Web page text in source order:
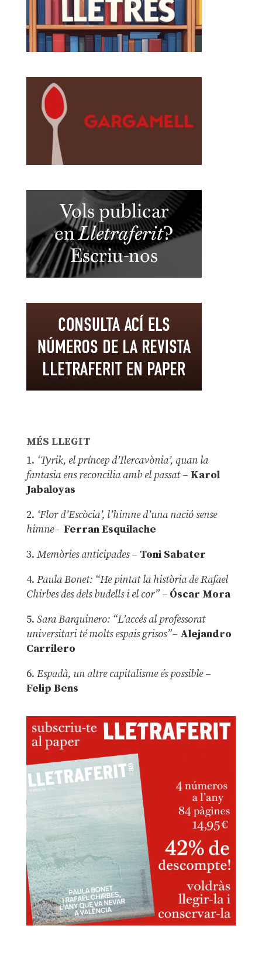
MÉS LLEGIT
1. ‘Tyrik, el príncep d’Ilercavònia’, quan la
fantasia ens reconcilia amb el passat– Karol
Jabaloyas
2. ‘Flor d’Escòcia’, l’himne d’una nació sense
himne– Ferran Esquilache
3. Memòries anticipades– Toni Sabater
4. Paula Bonet: “He pintat la història de Rafael
Chirbes des dels budells i el cor” –Óscar Mora
5. Sara Barquinero: “L’accés al professorat
universitari té molts espais grisos”– Alejandro
Carrilero
6. Espadà, un altre capitalisme és possible –
Felip Bens